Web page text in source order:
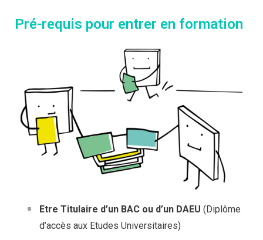
Pré-requis pour entrer en formation
Etre Titulaire d’un BAC ou d’un DAEU (Diplôme
d’accès aux Etudes Universitaires)